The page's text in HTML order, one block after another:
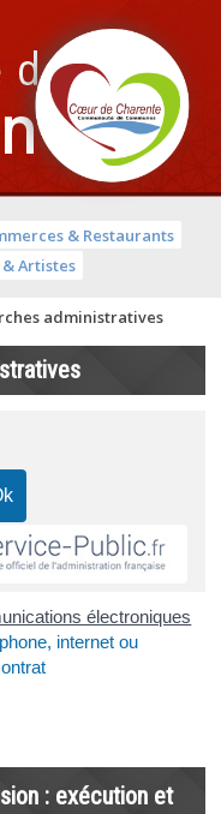
& Restaurants
Artistes
administratives
électroniques
internet ou
: exécution et